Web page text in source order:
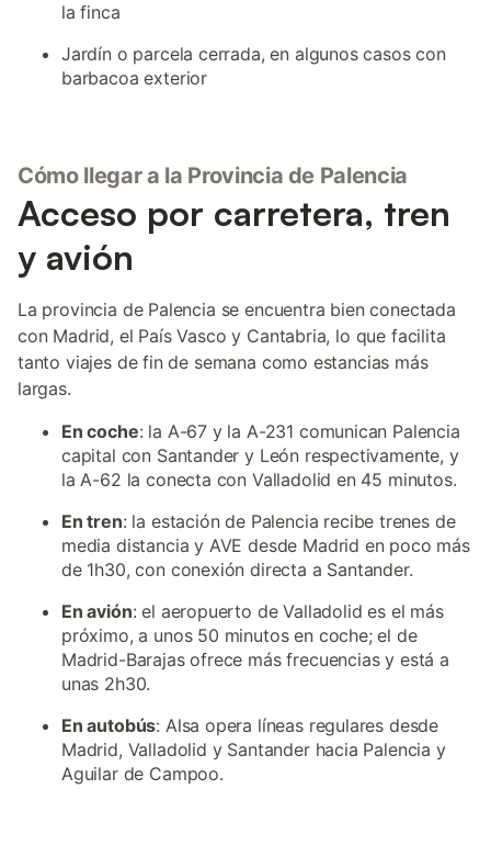
la finca
Jardín o parcela cerrada, en algunos casos con
barbacoa exterior
Cómo llegar a la Provincia de Palencia
Acceso por carretera, tren
y avión
La provincia de Palencia se encuentra bien conectada
con Madrid, el País Vasco y Cantabria, lo que facilita
tanto viajes de fin de semana como estancias más
largas.
En coche: la A-67 y la A-231 comunican Palencia
capital con Santander y León respectivamente, y
la A-62 la conecta con Valladolid en 45 minutos.
En tren: la estación de Palencia recibe trenes de
media distancia y AVE desde Madrid en poco más
de 1h30, con conexión directa a Santander.
En avión: el aeropuerto de Valladolid es el más
próximo, a unos 50 minutos en coche; el de
Madrid-Barajas ofrece más frecuencias y está a
unas 2h30.
En autobús: Alsa opera líneas regulares desde
Madrid, Valladolid y Santander hacia Palencia y
Aguilar de Campoo.